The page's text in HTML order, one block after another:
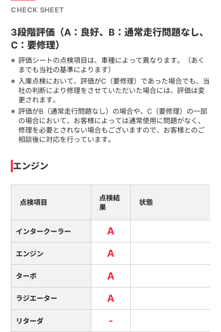
CHECK SHEET
3段階評価（A：良好、B：通常走行問題なし、
C：要修理）
評価シートの点検項目は、車種によって異なります。（あく
までも当社の基準によります）
入庫点検において、評価がC（要修理）であった場合でも、当
社の判断により修理をさせていただいた場合には、評価は変
更されます。
評価がB（通常走行問題なし）の場合や、C（要修理）の一部
の場合において、お客様によっては通常使用に問題がなく、
修理を必要とされない場合もございますので、お客様とのご
相談後に対応を行っています。
エンジン
点検項目
点検結
果
状態
インタークーラー A
エンジン A
ターボ A
ラジエーター A
リターダ -